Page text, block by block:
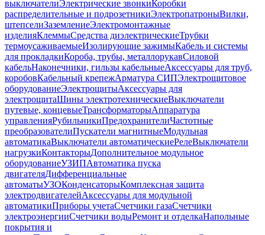
выключателиЭлектрические звонкиКоробки
распределительные и подрозетникиЭлектропатроныВилки,
штепселиЗаземлениеЭлектромонтажные
изделияКлеммыСредства диэлектрическиеТрубки
термоусаживаемыеИзолирующие зажимыКабель и системы
для прокладкиКороба, трубы, металлорукавСиловой
кабельНаконечники, гильзы кабельныеАксессуары для труб,
коробовКабельный крепежАрматура СИПЭлектрощитовое
оборудованиеЭлектрощитыАксессуары для
электрощитаШины электротехническиеВыключатели
путевые, концевыеТрансформаторыАппаратура
управленияРубильникиПредохранителиЧастотные
преобразователиПускатели магнитныеМодульная
автоматикаВыключатели автоматическиеРелеВыключатели
нагрузкиКонтакторыДополнительное модульное
оборудованиеУЗИПАвтоматика пуска
двигателяДифференциальные
автоматыУЗОКонденсаторыКомплексная защита
электродвигателейАксессуары для модульной
автоматикиПриборы учетаСчетчики газаСчетчики
электроэнергииСчетчики водыРемонт и отделкаНапольные
покрытия и